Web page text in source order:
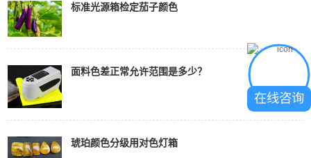
标准光源箱检定茄子颜色
面料色差正常允许范围是多少？
琥珀颜色分级用对色灯箱
在线咨询